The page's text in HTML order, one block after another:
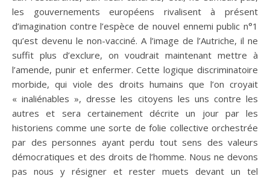
les gouvernements européens rivalisent à présent
d’imagination contre l’espèce de nouvel ennemi public n°1
qu’est devenu le non-vacciné. A l’image de l’Autriche, il ne
suffit plus d’exclure, on voudrait maintenant mettre à
l’amende, punir et enfermer. Cette logique discriminatoire
morbide, qui viole des droits humains que l’on croyait
« inaliénables », dresse les citoyens les uns contre les
autres et sera certainement décrite un jour par les
historiens comme une sorte de folie collective orchestrée
par des personnes ayant perdu tout sens des valeurs
démocratiques et des droits de l’homme. Nous ne devons
pas nous y résigner et rester muets devant un tel